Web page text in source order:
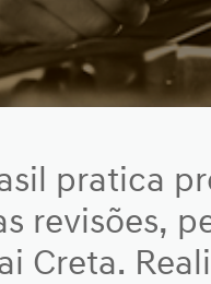
pratica
revisões,
Creta.